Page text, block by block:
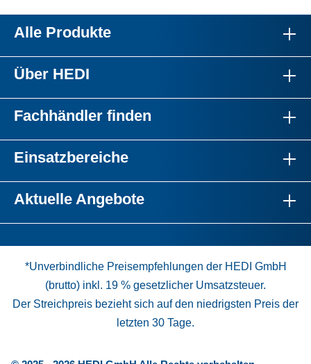
Alle Produkte
Über HEDI
Fachhändler finden
Einsatzbereiche
Aktuelle Angebote
*Unverbindliche Preisempfehlungen der HEDI GmbH
(brutto) inkl. 19 % gesetzlicher Umsatzsteuer.
Der Streichpreis bezieht sich auf den niedrigsten Preis der
letzten 30 Tage.